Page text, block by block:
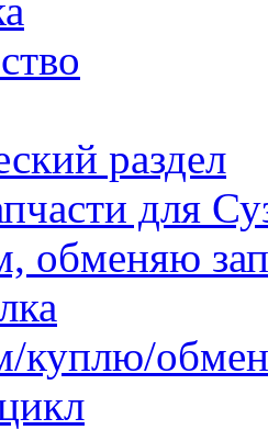
раздел
для
обменяю
куплю/